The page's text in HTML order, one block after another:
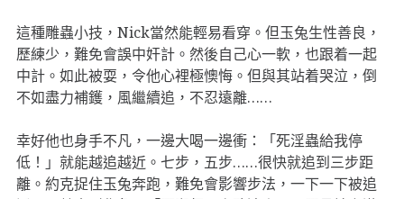
這種雕蟲小技，Nick當然能輕易看穿。但玉兔生性善良，
歷練少，難免會誤中奸計。然後自己心一軟，也跟着一起
中計。如此被耍，令他心裡極懊悔。但與其站着哭泣，倒
不如盡力補鑊，風繼續追，不忍遠離……
幸好他也身手不凡，一邊大喝一邊衝：「死淫蟲給我停
低！」就能越追越近。七步，五步……很快就追到三步距
離。約克捉住玉兔奔跑，難免會影響步法，一下一下被追